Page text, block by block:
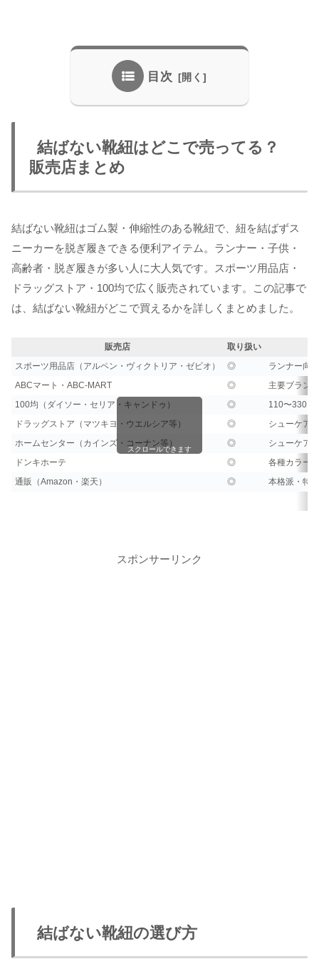
目次
結ばない靴紐はどこで売ってる？
販売店まとめ
結ばない靴紐はゴム製・伸縮性のある靴紐で、紐を結ばずス
ニーカーを脱ぎ履きできる便利アイテム。ランナー・子供・
高齢者・脱ぎ履きが多い人に大人気です。スポーツ用品店・
ドラッグストア・100均で広く販売されています。この記事で
は、結ばない靴紐がどこで買えるかを詳しくまとめました。
販売店
取り扱い
スポーツ用品店（アルペン・ヴィクトリア・ゼビオ）
◎
ランナー向
ABCマート・ABC-MART
◎
主要ブラン
100均（ダイソー・セリア・キャンドゥ）
◎
110〜330円
ドラッグストア（マツキヨ・ウエルシア等）
◎
シューケア
ホームセンター（カインズ・コーナン等）
◎
シューケア
ドンキホーテ
◎
各種カラー
通販（Amazon・楽天）
◎ 本格派・特
スクロールできます
スポンサーリンク
結ばない靴紐の選び方